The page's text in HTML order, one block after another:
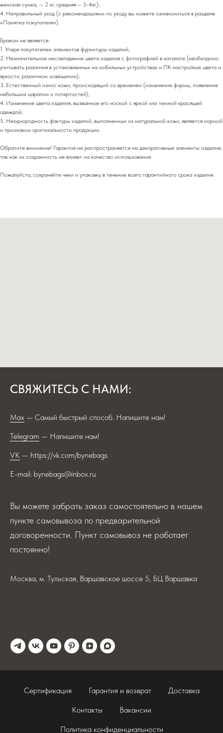
женская сумка, — 2 кг, средняя – 3-4кг);
4. Неправильный уход (с рекомендациями по уходу вы можете ознакомиться в разделе
«Памятка покупателя»).
Браком не является:
1. Утеря покупателем элементов фурнитуры изделий;
2. Незначительное несовпадение цвета изделия с фотографией в каталоге (необходимо
учитывать различия в установленных на мобильных устройствах и ПК настройках цвета и
яркости, различном освещении);
3. Естественный износ кожи, происходящий со временем (изменение формы, появление
небольших царапин и потертостей);
4. Изменение цвета изделия, вызванное его ноской с яркой или темной красящей
одеждой;
5. Неоднородность фактуры изделий, выполненных из натуральной кожи, является нормой
и признаком оригинальности продукции.
Обратите внимание! Гарантия не распространяется на декоративные элементы изделия,
так как их сохранность не влияет на качество использования.
Пожалуйста, сохраняйте чеки и упаковку в течение всего гарантийного срока изделия.
СВЯЖИТЕСЬ С НАМИ:
Max — Самый быстрый способ. Напишите нам!
Telegram — Напишите нам!
VK — https://vk.com/bynebags
E-mail: bynebags@inbox.ru
Вы можете забрать заказ самостоятельно в нашем
пункте самовывоза по предварительной
договоренности. Пункт самовывоз не работает
постоянно!
Москва, м. Тульская, Варшавское шоссе 5, БЦ Варшавка
Сертификация Гарантия и возврат Доставка
Контакты Вакансии
Политика конфиденциальности